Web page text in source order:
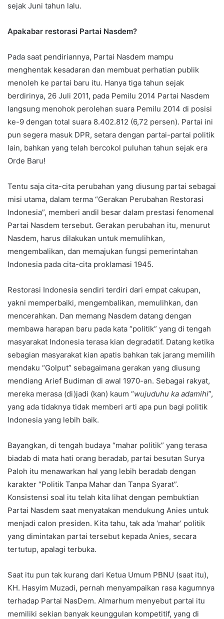
sejak Juni tahun lalu.
Apakabar restorasi Partai Nasdem?
Pada saat pendiriannya, Partai Nasdem mampu
menghentak kesadaran dan membuat perhatian publik
menoleh ke partai baru itu. Hanya tiga tahun sejak
berdirinya, 26 Juli 2011, pada Pemilu 2014 Partai Nasdem
langsung menohok perolehan suara Pemilu 2014 di posisi
ke-9 dengan total suara 8.402.812 (6,72 persen). Partai ini
pun segera masuk DPR, setara dengan partai-partai politik
lain, bahkan yang telah bercokol puluhan tahun sejak era
Orde Baru!
Tentu saja cita-cita perubahan yang diusung partai sebagai
misi utama, dalam terma “Gerakan Perubahan Restorasi
Indonesia”, memberi andil besar dalam prestasi fenomenal
Partai Nasdem tersebut. Gerakan perubahan itu, menurut
Nasdem, harus dilakukan untuk memulihkan,
mengembalikan, dan memajukan fungsi pemerintahan
Indonesia pada cita-cita proklamasi 1945.
Restorasi Indonesia sendiri terdiri dari empat cakupan,
yakni memperbaiki, mengembalikan, memulihkan, dan
mencerahkan. Dan memang Nasdem datang dengan
membawa harapan baru pada kata “politik” yang di tengah
masyarakat Indonesia terasa kian degradatif. Datang ketika
sebagian masyarakat kian apatis bahkan tak jarang memilih
mendaku “Golput” sebagaimana gerakan yang diusung
mendiang Arief Budiman di awal 1970-an. Sebagai rakyat,
mereka merasa (di)jadi (kan) kaum “wujuduhu ka adamihi”,
yang ada tidaknya tidak memberi arti apa pun bagi politik
Indonesia yang lebih baik.
Bayangkan, di tengah budaya “mahar politik” yang terasa
biadab di mata hati orang beradab, partai besutan Surya
Paloh itu menawarkan hal yang lebih beradab dengan
karakter “Politik Tanpa Mahar dan Tanpa Syarat”.
Konsistensi soal itu telah kita lihat dengan pembuktian
Partai Nasdem saat menyatakan mendukung Anies untuk
menjadi calon presiden. Kita tahu, tak ada ‘mahar’ politik
yang dimintakan partai tersebut kepada Anies, secara
tertutup, apalagi terbuka.
Saat itu pun tak kurang dari Ketua Umum PBNU (saat itu),
KH. Hasyim Muzadi, pernah menyampaikan rasa kagumnya
terhadap Partai NasDem. Almarhum menyebut partai itu
memiliki sekian banyak keunggulan kompetitif, yang di